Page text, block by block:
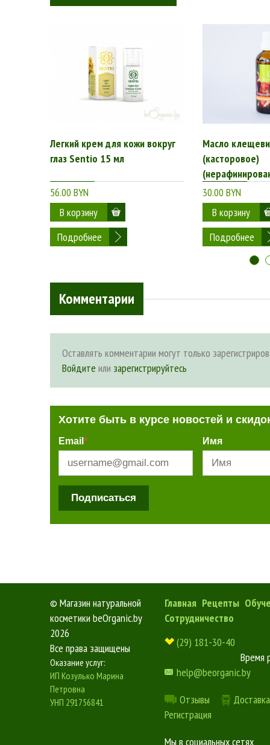
Легкий крем для кожи вокруг
глаз Sentio 15 мл
56.00 BYN
Подробнее
Масло
(касторовое)
30.00 BYN
Подробнее
Комментарии
Оставлять комментарии могут только
Войдите или зарегистрируйтесь
Хотите быть в курсе новостей и
Email * Имя
Подписаться
© Магазин натуральной
косметики beOrganic.by
2026
Все права защищены
Оказание услуг:
ИП Козулько Марина
Петровна
УНП 291756841
Главная Рецепты
Сотрудничество
(29) 181-30-40
Время
help@beorganic.by
Отзывы
Регистрация
Мы в социальных сетях